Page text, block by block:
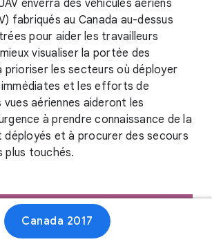
enverra des véhicules aériens
fabriqués au Canada au-dessus
pour aider les travailleurs
visualiser la portée des
prioriser les secteurs où déployer
et les efforts de
aériennes aideront les
à prendre connaissance de la
déployés et à procurer des secours
plus touchés.
Canada 2017